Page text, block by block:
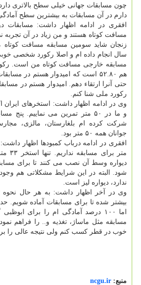
چون مسابقات جهانی خیلی سطح بالاتری
دارم در آن مسابقات به بیشترین سطح
افقری در ادامه اظهار داشت: مسابقات
مسافت کوتاه هستند و من زیاد در آن تجربه
زنجان شاید سومین مسابقه مسافت کوتاه
سال انجام داده ام و اصلا رکورد شخصی
هم ۵۲.۸۰ است که امیدوار هستم در
حتی آنرا ارتقاء دهم. امیدوار هستم در
رکورد ملی شنا کنم.
وی در ادامه اظهار داشت: استخرهای ایران
و ما در ۵۰ متر تمرین می نماییم.
شرکت کرده ام بلغارستان، مالزی،
جوانان همه ۵۰ متر بود.
متر
دیواره وسط آن نصب می کنند تا برای
ندارد، دیواره لیز است.
وی در آخر اظهار داشت: به هر حال
بیشتر شده تا برای مسابقات آماده شویم.
اما ۱۰۰ درصد آمادگی ام را برای
مسابقه مثل ماساژ، تغذیه و.. را فراهم
خوب در قطر کسب کنم ولی نتیجه عالی را
منبع: ncgu.ir